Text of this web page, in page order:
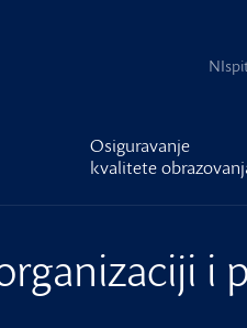
Osiguravanje
kvalitete
i